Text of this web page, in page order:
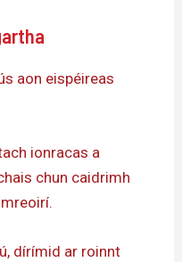
aon eispéireas
ionracas a
chun caidrimh
dírímid ar roinnt